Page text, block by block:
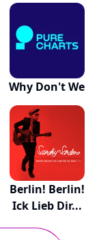
Why Don't We
Berlin! Berlin!
Ick Lieb Dir...